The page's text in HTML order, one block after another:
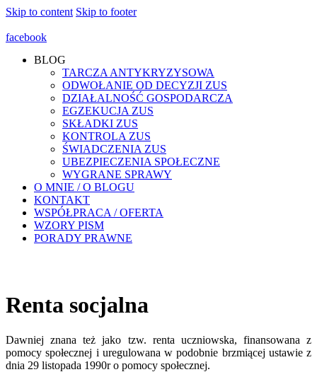
Skip to content Skip to footer
facebook
BLOG
TARCZA ANTYKRYZYSOWA
ODWOŁANIE OD DECYZJI ZUS
DZIAŁALNOŚĆ GOSPODARCZA
EGZEKUCJA ZUS
SKŁADKI ZUS
KONTROLA ZUS
ŚWIADCZENIA ZUS
UBEZPIECZENIA SPOŁECZNE
WYGRANE SPRAWY
O MNIE / O BLOGU
KONTAKT
WSPÓŁPRACA / OFERTA
WZORY PISM
PORADY PRAWNE
Renta socjalna
Dawniej znana też jako tzw. renta uczniowska, finansowana z
pomocy społecznej i uregulowana w podobnie brzmiącej ustawie z
dnia 29 listopada 1990r o pomocy społecznej.